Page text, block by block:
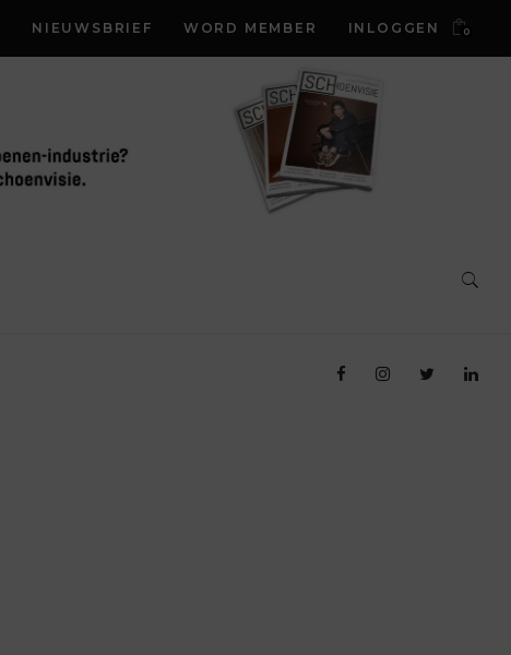
NIEUWSBRIEF WORD MEMBER INLOGGEN 0